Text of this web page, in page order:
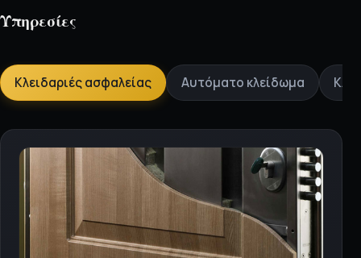
Υπηρεσίες
Επιλέξτε
υπηρεσία
Κλειδαριές ασφαλείας Αυτόματο κλείδωμα